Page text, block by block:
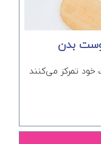
بدن
خود تمرکز می‌کنند